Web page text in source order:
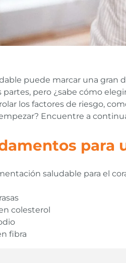
puede marcar una gran
pero ¿sabe cómo
los factores de riesgo,
Encuentre a
para
saludable para el
colesterol
fibra